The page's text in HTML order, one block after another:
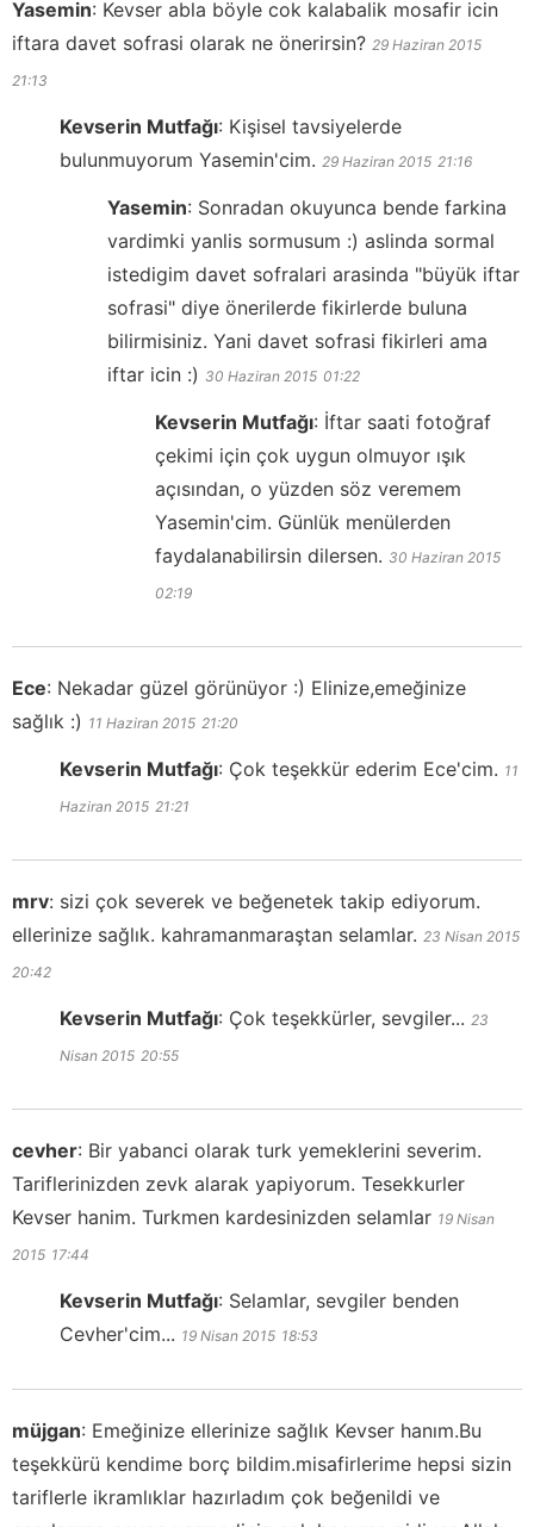
Yasemin: Kevser abla böyle cok kalabalik mosafir icin
iftara davet sofrasi olarak ne önerirsin? 29 Haziran 2015
21:13
Kevserin Mutfağı: Kişisel tavsiyelerde
bulunmuyorum Yasemin'cim. 29 Haziran 2015 21:16
Yasemin: Sonradan okuyunca bende farkina
vardimki yanlis sormusum :) aslinda sormal
istedigim davet sofralari arasinda "büyük iftar
sofrasi" diye önerilerde fikirlerde buluna
bilirmisiniz. Yani davet sofrasi fikirleri ama
iftar icin :) 30 Haziran 2015 01:22
Kevserin Mutfağı: İftar saati fotoğraf
çekimi için çok uygun olmuyor ışık
açısından, o yüzden söz veremem
Yasemin'cim. Günlük menülerden
faydalanabilirsin dilersen. 30 Haziran 2015
02:19
Ece: Nekadar güzel görünüyor :) Elinize,emeğinize
sağlık :) 11 Haziran 2015 21:20
Kevserin Mutfağı: Çok teşekkür ederim Ece'cim. 11
Haziran 2015 21:21
mrv: sizi çok severek ve beğenetek takip ediyorum.
ellerinize sağlık. kahramanmaraştan selamlar. 23 Nisan 2015
20:42
Kevserin Mutfağı: Çok teşekkürler, sevgiler... 23
Nisan 2015 20:55
cevher: Bir yabanci olarak turk yemeklerini severim.
Tariflerinizden zevk alarak yapiyorum. Tesekkurler
Kevser hanim. Turkmen kardesinizden selamlar 19 Nisan
2015 17:44
Kevserin Mutfağı: Selamlar, sevgiler benden
Cevher'cim... 19 Nisan 2015 18:53
müjgan: Emeğinize ellerinize sağlık Kevser hanım.Bu
teşekkürü kendime borç bildim.misafirlerime hepsi sizin
tariflerle ikramlıklar hazırladım çok beğenildi ve